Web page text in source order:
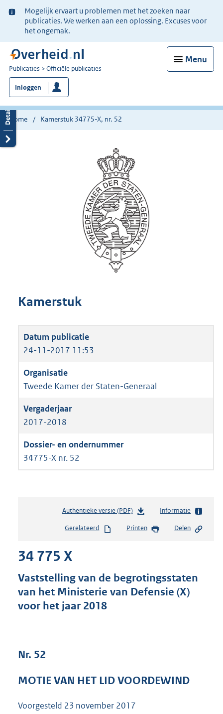
Ter
informatie:
Mogelijk ervaart u problemen met het zoeken naar
publicaties. We werken aan een oplossing. Excuses voor
het ongemak.
Menu
U
bent
nu
hier:
Publicaties Officiële publicaties
Inloggen
Home Kamerstuk 34775-X, nr. 52
Kamerstuk
24-11-2017 11:53
Tweede Kamer der Staten-Generaal
2017-2018
34775-X nr. 52
Authentieke versie (PDF)b
s
s
g
3
b
Informatie
Gerelateerd Printen Delen
34 775 X
Vaststelling van de begrotingsstaten
van het Ministerie van Defensie (X)
voor het jaar 2018
Nr. 52
MOTIE VAN HET LID VOORDEWIND
Voorgesteld 23 november 2017